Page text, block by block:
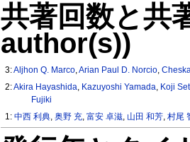
共著回数と共
author(s))
3:Aljhon Q. Marco,Arian Paul D. Norcio,
2:Akira Hayashida, Kazuyoshi Yamada, Koji
Fujiki
1:中西 利典,奥野 充,富安 卓滋, 山田 和芳,村尾